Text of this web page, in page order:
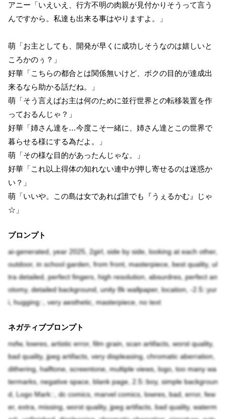
アニー「いえいえ、行方不明の肉親が見付かりそうって言う
んですから。私達も出来る事はやりますよ。」
萌「お主としても、開発が早くに成功しそうなのは嬉しいと
ころかのぅ？」
好華「こちらの都合とは関係無いけど、ボクの目的が達成出
来るなら助かる話だね。」
萌「そう言えばお主は何のために並行世界との転移装置を作
っておるんじゃ？」
好華「姉さん達を…今度こそ一緒に、姉さん達とこの世界で
暮らせる様にする為だよ。」
萌「その様な目的があったんじゃな。」
好華「これ以上得体の知れない連中が押し寄せるのは迷惑か
い？」
萌「いいや。この島は女であれば誰でも『うぇるかむ』じゃ
☆」
プロンプト
ai-generated, year 2025, 2girl, side by side, looking at each other,
outdoor, in school garden, from front, masterpiece, best quality, ul
tra detailed, perfect fingers, high resolution, absurdres, perfect an
otomy, detailed background, unity 8k wallpaper, location, -2.5::yur
i, hugging::, very aesthetic, masterpiece, no text
ネガティブプロンプト
nsfw, lowres, artistic error, film grain, scan artifacts, worst quality,
bad quality, jpeg artifacts, very displeasing, chromatic aberration,
dithering, halftone, screentone, multiple views, logo, too many wa
termarks, negative space, blank page, 2.5::boy, simple backgroun
d, Logo Mark::, dc comics, marvel comics, lowres, bad, error, few
er, extra, missing, worst quality, jpeg artifacts, bad quality, waterm